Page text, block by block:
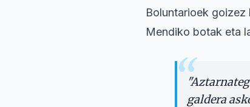
Boluntarioek
Mendiko botak eta
“
"
galdera